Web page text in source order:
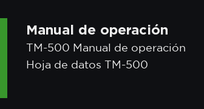
Manual de operación
TM-500 Manual de operación
Hoja de datos TM-500